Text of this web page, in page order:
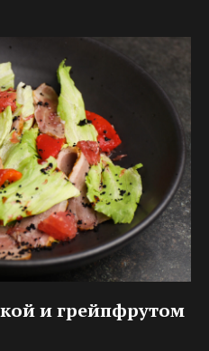
и грейпфрутом